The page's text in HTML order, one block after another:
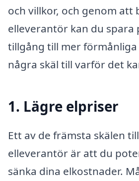
och villkor, och genom att
elleverantör kan du spara
tillgång till mer
några skäl till varför det
1. Lägre elpriser
Ett av de främsta skälen
elleverantör är att du
sänka dina elkostnader.